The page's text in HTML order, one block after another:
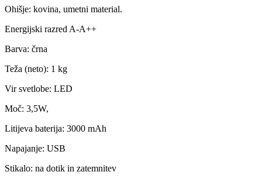
Ohišje: kovina, umetni material.
Energijski razred A-A++
Barva: črna
Teža (neto): 1 kg
Vir svetlobe: LED
Moč: 3,5W,
Litijeva baterija: 3000 mAh
Napajanje: USB
Stikalo: na dotik in zatemnitev